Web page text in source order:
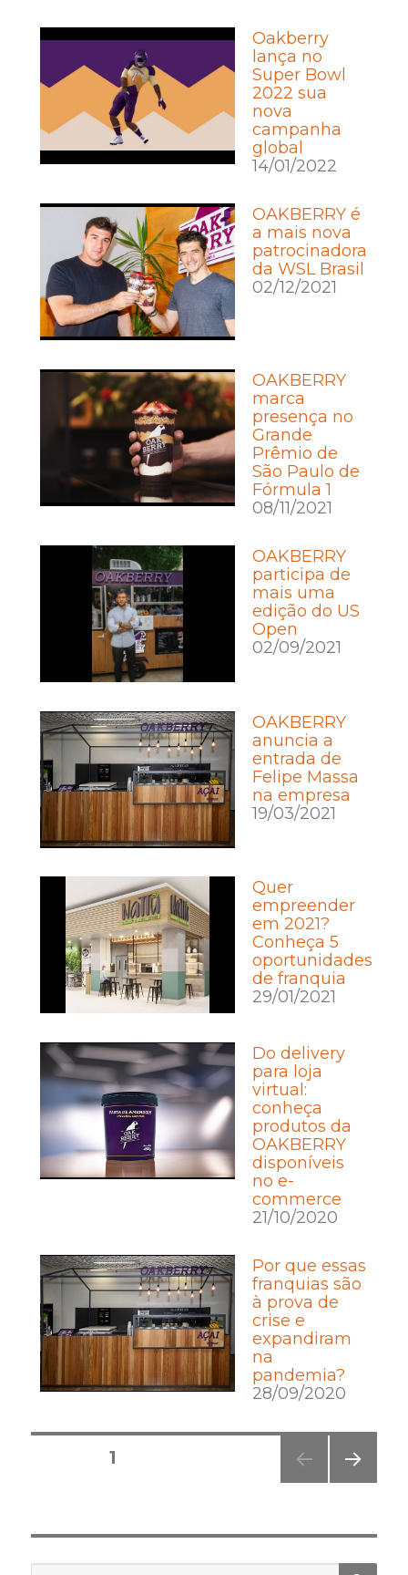
Oakberry
lança no
Super Bowl
2022 sua
nova
campanha
global
14/01/2022
OAKBERRY é
a mais nova
patrocinadora
da WSL Brasil
02/12/2021
OAKBERRY
marca
presença no
Grande
Prêmio de
São Paulo de
Fórmula 1
08/11/2021
OAKBERRY
participa de
mais uma
edição do US
Open
02/09/2021
OAKBERRY
anuncia a
entrada de
Felipe Massa
na empresa
19/03/2021
Quer
empreender
em 2021?
Conheça 5
oportunidades
de franquia
29/01/2021
Do delivery
para loja
virtual:
conheça
produtos da
OAKBERRY
disponíveis
no e-
commerce
21/10/2020
Por que essas
franquias são
à prova de
crise e
expandiram
na
pandemia?
28/09/2020
Posts
PÁGINA1
NA